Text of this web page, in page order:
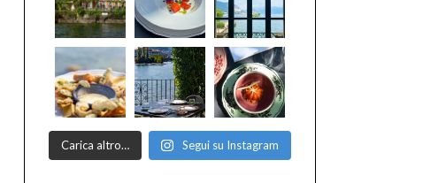
Carica altro… Segui su Instagram